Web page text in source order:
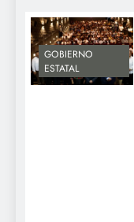
GOBIERNO
ESTATAL